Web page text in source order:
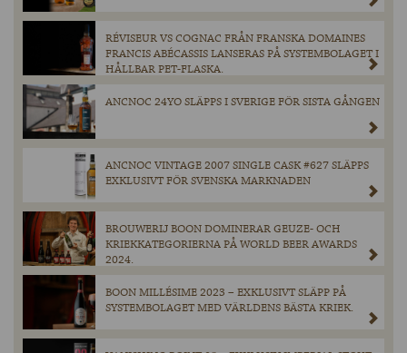
RÉVISEUR VS COGNAC FRÅN FRANSKA DOMAINES
FRANCIS ABÉCASSIS LANSERAS PÅ SYSTEMBOLAGET I
HÅLLBAR PET-FLASKA.
ANCNOC 24YO SLÄPPS I SVERIGE FÖR SISTA GÅNGEN
ANCNOC VINTAGE 2007 SINGLE CASK #627 SLÄPPS
EXKLUSIVT FÖR SVENSKA MARKNADEN
BROUWERIJ BOON DOMINERAR GEUZE- OCH
KRIEKKATEGORIERNA PÅ WORLD BEER AWARDS
2024.
BOON MILLÉSIME 2023 – EXKLUSIVT SLÄPP PÅ
SYSTEMBOLAGET MED VÄRLDENS BÄSTA KRIEK.